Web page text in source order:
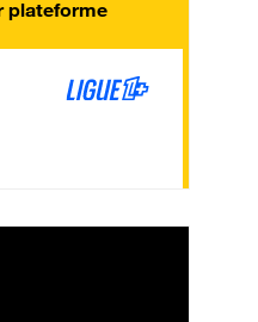
plateforme